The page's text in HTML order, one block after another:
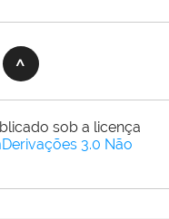
sob a licença
3.0 Não